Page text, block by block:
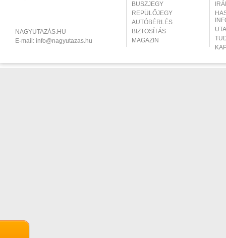
NAGYUTAZÁS.HU
E-mail: info@nagyutazas.hu
BUSZJEGY
REPÜLŐJEGY
AUTÓBÉRLÉS
BIZTOSÍTÁS
MAGAZIN